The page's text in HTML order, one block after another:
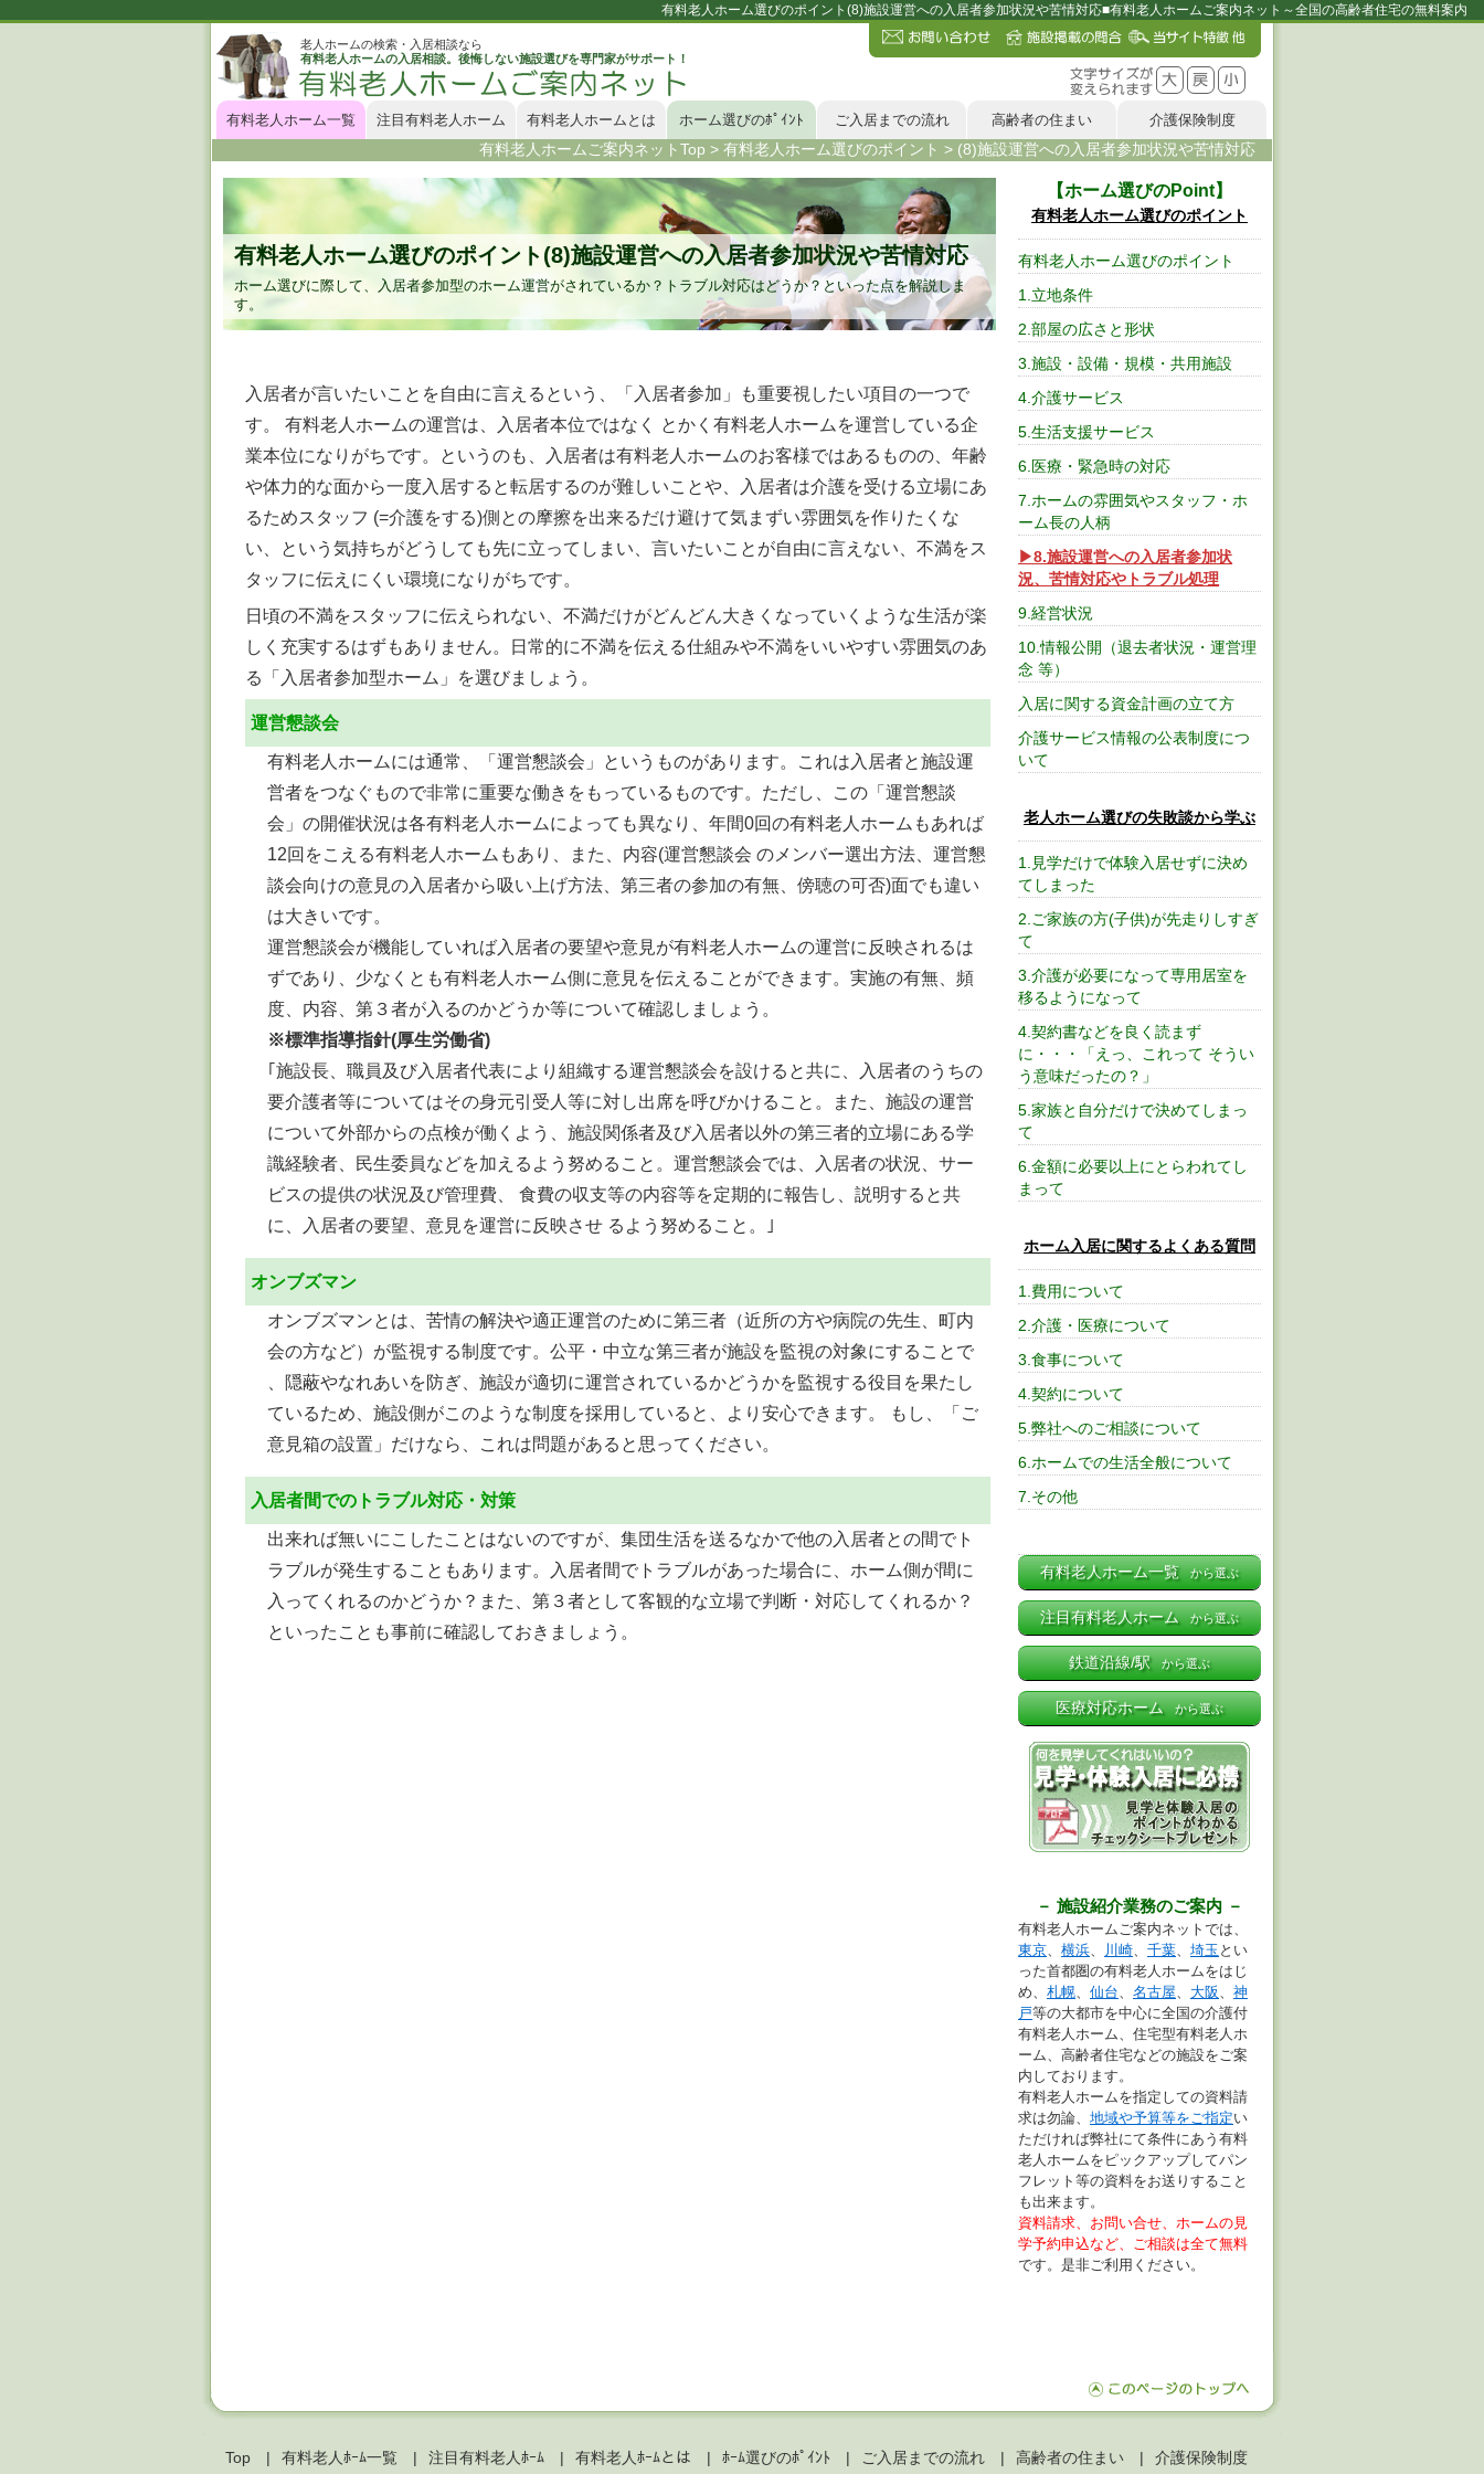
有料老人ホーム選びのポイント(8)施設運営への入居者参加状況や苦情対応■有料老人ホームご案内ネット～全国の高齢者住宅の無料案内
老人ホームの検索・入居相談なら
有料老人ホームの入居相談。後悔しない施設選びを専門家がサポート！
有料老人ホーム一覧 注目有料老人ホーム 有料老人ホームとは ホーム選びのﾎﾟｲﾝﾄ ご入居までの流れ 高齢者の住まい
介護保険制度
有料老人ホームご案内ネットTop > 有料老人ホーム選びのポイント > (8)施設運営への入居者参加状況や苦情対応
有料老人ホーム選びのポイント(8)施設運営への入居者参加状況や苦情対応
ホーム選びに際して、入居者参加型のホーム運営がされているか？トラブル対応はどうか？といった点を解説しま
す。
入居者が言いたいことを自由に言えるという、「入居者参加」も重要視したい項目の一つで
す。 有料老人ホームの運営は、入居者本位ではなく とかく有料老人ホームを運営している企
業本位になりがちです。というのも、入居者は有料老人ホームのお客様ではあるものの、年齢
や体力的な面から一度入居すると転居するのが難しいことや、入居者は介護を受ける立場にあ
るためスタッフ (=介護をする)側との摩擦を出来るだけ避けて気まずい雰囲気を作りたくな
い、という気持ちがどうしても先に立ってしまい、言いたいことが自由に言えない、不満をス
タッフに伝えにくい環境になりがちです。
日頃の不満をスタッフに伝えられない、不満だけがどんどん大きくなっていくような生活が楽
しく充実するはずもありません。日常的に不満を伝える仕組みや不満をいいやすい雰囲気のあ
る「入居者参加型ホーム」を選びましょう。
運営懇談会
有料老人ホームには通常、「運営懇談会」というものがあります。これは入居者と施設運
営者をつなぐもので非常に重要な働きをもっているものです。ただし、この「運営懇談
会」の開催状況は各有料老人ホームによっても異なり、年間0回の有料老人ホームもあれば
12回をこえる有料老人ホームもあり、また、内容(運営懇談会 のメンバー選出方法、運営懇
談会向けの意見の入居者から吸い上げ方法、第三者の参加の有無、傍聴の可否)面でも違い
は大きいです。
運営懇談会が機能していれば入居者の要望や意見が有料老人ホームの運営に反映されるは
ずであり、少なくとも有料老人ホーム側に意見を伝えることができます。実施の有無、頻
度、内容、第３者が入るのかどうか等について確認しましょう。
※標準指導指針(厚生労働省)
｢施設長、職員及び入居者代表により組織する運営懇談会を設けると共に、入居者のうちの
要介護者等についてはその身元引受人等に対し出席を呼びかけること。また、施設の運営
について外部からの点検が働くよう、施設関係者及び入居者以外の第三者的立場にある学
識経験者、民生委員などを加えるよう努めること。運営懇談会では、入居者の状況、サー
ビスの提供の状況及び管理費、 食費の収支等の内容等を定期的に報告し、説明すると共
に、入居者の要望、意見を運営に反映させ るよう努めること。｣
オンブズマン
オンブズマンとは、苦情の解決や適正運営のために第三者（近所の方や病院の先生、町内
会の方など）が監視する制度です。公平・中立な第三者が施設を監視の対象にすることで
、隠蔽やなれあいを防ぎ、施設が適切に運営されているかどうかを監視する役目を果たし
ているため、施設側がこのような制度を採用していると、より安心できます。 もし、「ご
意見箱の設置」だけなら、これは問題があると思ってください。
入居者間でのトラブル対応・対策
出来れば無いにこしたことはないのですが、集団生活を送るなかで他の入居者との間でト
ラブルが発生することもあります。入居者間でトラブルがあった場合に、ホーム側が間に
入ってくれるのかどうか？また、第３者として客観的な立場で判断・対応してくれるか？
といったことも事前に確認しておきましょう。
ホーム選びのPoint
有料老人ホーム選びのポイント
有料老人ホーム選びのポイント
1.立地条件
2.部屋の広さと形状
3.施設・設備・規模・共用施設
4.介護サービス
5.生活支援サービス
6.医療・緊急時の対応
7.ホームの雰囲気やスタッフ・ホ
ーム長の人柄
8.施設運営への入居者参加状
況、苦情対応やトラブル処理
9.経営状況
10.情報公開（退去者状況・運営理
念 等）
入居に関する資金計画の立て方
介護サービス情報の公表制度につ
いて
老人ホーム選びの失敗談から学ぶ
1.見学だけで体験入居せずに決め
てしまった
2.ご家族の方(子供)が先走りしすぎ
て
3.介護が必要になって専用居室を
移るようになって
4.契約書などを良く読まず
に・・・「えっ、これって そうい
う意味だったの？」
5.家族と自分だけで決めてしまっ
て
6.金額に必要以上にとらわれてし
まって
ホーム入居に関するよくある質問
1.費用について
2.介護・医療について
3.食事について
4.契約について
5.弊社へのご相談について
6.ホームでの生活全般について
7.その他
有料老人ホーム一覧 から選ぶ
注目有料老人ホーム から選ぶ
鉄道沿線/駅 から選ぶ
医療対応ホーム から選ぶ
－ 施設紹介業務のご案内 －
有料老人ホームご案内ネットでは、
東京、 横浜、 川崎、 千葉、 埼玉 とい
った首都圏の有料老人ホームをはじ
め、 札幌、 仙台、 名古屋、 大阪、 神
戸等の大都市を中心に全国の介護付
有料老人ホーム、住宅型有料老人ホ
ーム、高齢者住宅などの施設をご案
内しております。
有料老人ホームを指定しての資料請
求は勿論、 地域や予算等をご指定い
ただければ弊社にて条件にあう有料
老人ホームをピックアップしてパン
フレット等の資料をお送りすること
も出来ます。
資料請求、お問い合せ、ホームの見
学予約申込など、ご相談は全て無料
です。是非ご利用ください。
Top 有料老人ﾎｰﾑ一覧 注目有料老人ﾎｰﾑ 有料老人ﾎｰﾑとは ﾎｰﾑ選びのﾎﾟｲﾝﾄ ご入居までの流れ 高齢者の住まい 介護保険制度